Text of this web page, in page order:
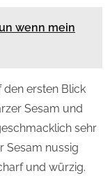
wenn mein
den ersten Blick
Sesam und
sehr
Sesam nussig
und würzig.